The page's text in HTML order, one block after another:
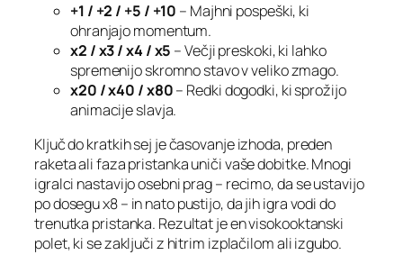
+1 / +2 / +5 / +10 – Majhni pospeški, ki
ohranjajo momentum.
x2 / x3 / x4 / x5 – Večji preskoki, ki lahko
spremenijo skromno stavo v veliko zmago.
x20 / x40 / x80– Redki dogodki, ki sprožijo
animacije slavja.
Ključ do kratkih sej je časovanje izhoda, preden
raketa ali faza pristanka uniči vaše dobitke. Mnogi
igralci nastavijo osebni prag – recimo, da se ustavijo
po dosegu x8 – in nato pustijo, da jih igra vodi do
trenutka pristanka. Rezultat je en visokooktanski
polet, ki se zaključi z hitrim izplačilom ali izgubo.